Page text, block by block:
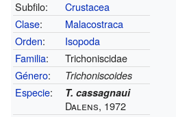
Subfilo:
Crustacea
Clase:
Malacostraca
Orden:
Isopoda
Familia:
Trichoniscidae
Género: Trichoniscoides
Especie: T. cassagnaui
Dalens, 1972